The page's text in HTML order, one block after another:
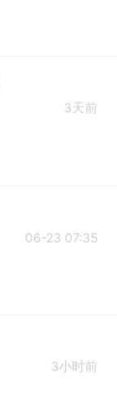
3天前
06-23 07:35
3小时前